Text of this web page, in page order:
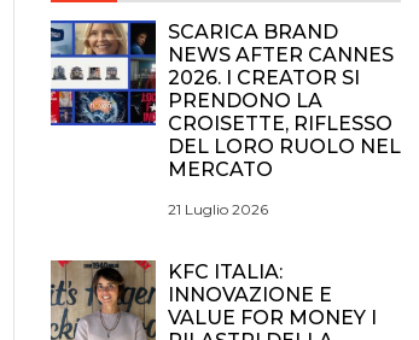
SCARICA BRAND
NEWS AFTER CANNES
2026. I CREATOR SI
PRENDONO LA
CROISETTE, RIFLESSO
DEL LORO RUOLO NEL
MERCATO
21 Luglio 2026
KFC ITALIA:
INNOVAZIONE E
VALUE FOR MONEY I